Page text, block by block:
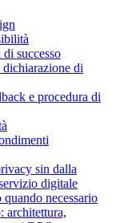
successo
di
e procedura di
sin dalla
digitale
necessario
architettura,